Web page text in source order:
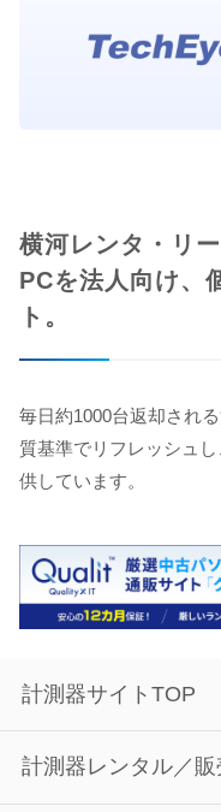
横河レンタ・リ
PCを法人向け、
ト。
毎日約1000台返却され
質基準でリフレッシュ
供しています。
計測器サイトTOP
計測器レンタル／販